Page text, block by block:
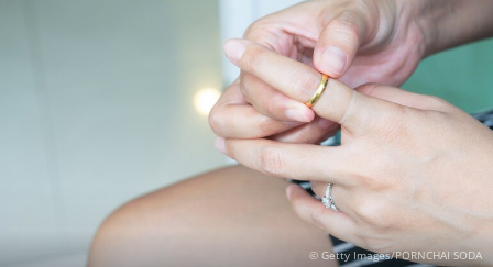
© Getty Images/PORNCHAI SODA